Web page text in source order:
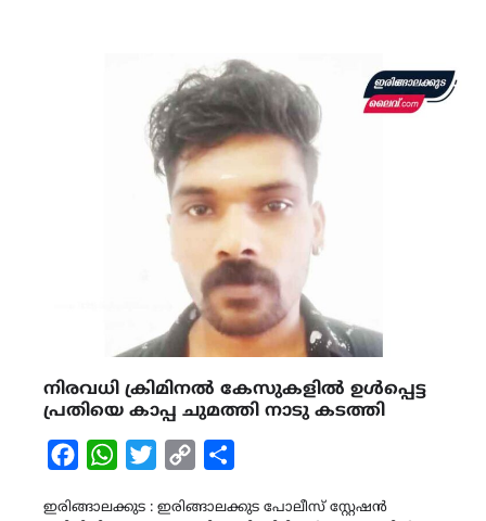
നിരവധി ക്രിമിനൽ കേസുകളിൽ ഉൾപ്പെട്ട
പ്രതിയെ കാപ്പ ചുമത്തി നാടു കടത്തി
FacebookWhatsAppTwitterCopy
ഇരിങ്ങാലക്കുട : ഇരിങ്ങാലക്കുട പോലീസ് സ്റ്റേഷൻ